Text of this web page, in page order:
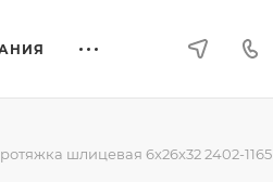
шлицевая 6x26x32 2402-1165